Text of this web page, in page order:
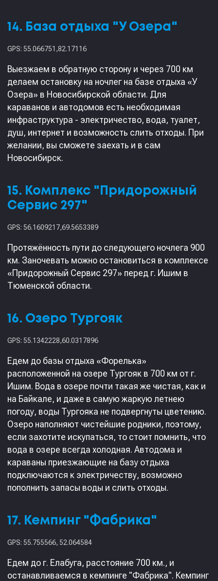
14. База отдыха "У Озера"
GPS: 55.066751,82.17116
Выезжаем в обратную сторону и через 700 км
делаем остановку на ночлег на базе отдыха «У
Озера» в Новосибирской области. Для
караванов и автодомов есть необходимая
инфраструктура - электричество, вода, туалет,
душ, интернет и возможность слить отходы. При
желании, вы сможете заехать и в сам
Новосибирск.
15. Комплекс "Придорожный
Сервис 297"
GPS: 56.1609217,69.5653389
Протяжённость пути до следующего ночлега 900
км. Заночевать можно остановиться в комплексе
«Придорожный Сервис 297» перед г. Ишим в
Тюменской области.
16. Озеро Тургояк
GPS: 55.1342228,60.0317896
Едем до базы отдыха «Форелька»
расположенной на озере Тургояк в 700 км от г.
Ишим. Вода в озере почти такая же чистая, как и
на Байкале, и даже в самую жаркую летнею
погоду, воды Тургояка не подвергнуты цветению.
Озеро наполняют чистейшие родники, поэтому,
если захотите искупаться, то стоит помнить, что
вода в озере всегда холодная. Автодома и
караваны приезжающие на базу отдыха
подключаются к электричеству, возможно
пополнить запасы воды и слить отходы.
17. Кемпинг "Фабрика"
GPS: 55.755566, 52.064584
Едем до г. Елабуга, расстояние 700 км., и
останавливаемся в кемпинге "Фабрика". Кемпинг